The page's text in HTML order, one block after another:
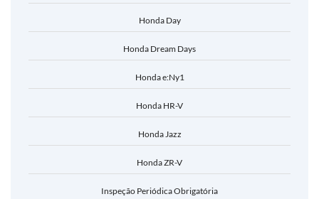
Honda Day
Honda Dream Days
Honda e:Ny1
Honda HR-V
Honda Jazz
Honda ZR-V
Inspeção Periódica Obrigatória